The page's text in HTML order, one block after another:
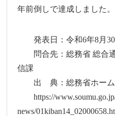
年前倒しで達成しました。
発表日：令和6年8月30
問合先：総務省 総合通
信課
出 典：総務省ホーム
https://www.soumu.go.jp/
news/